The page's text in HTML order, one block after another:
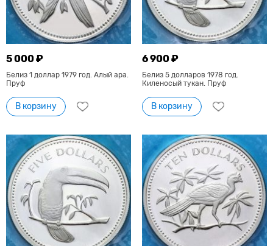
5 000 ₽
Белиз 1 доллар 1979 год. Алый ара.
Пруф
В корзину
6 900 ₽
Белиз 5 долларов 1978 год.
Киленосый тукан. Пруф
В корзину